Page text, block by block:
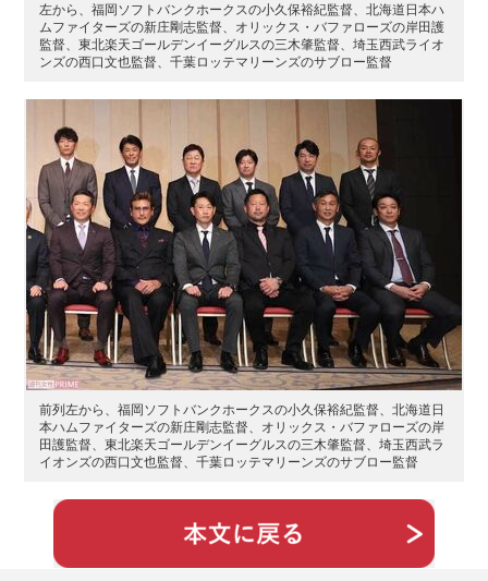
左から、福岡ソフトバンクホークスの小久保裕紀監督、北海道日本ハ
ムファイターズの新庄剛志監督、オリックス・バファローズの岸田護
監督、東北楽天ゴールデンイーグルスの三木肇監督、埼玉西武ライオ
ンズの西口文也監督、千葉ロッテマリーンズのサブロー監督
前列左から、福岡ソフトバンクホークスの小久保裕紀監督、北海道日
本ハムファイターズの新庄剛志監督、オリックス・バファローズの岸
田護監督、東北楽天ゴールデンイーグルスの三木肇監督、埼玉西武ラ
イオンズの西口文也監督、千葉ロッテマリーンズのサブロー監督